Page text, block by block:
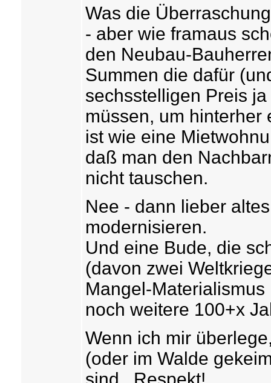
Was die
- aber wie framaus
den Neubau-
Summen die dafür
sechsstelligen Preis
müssen, um hinterher
ist wie eine
daß man den
nicht tauschen.
Nee - dann lieber
modernisieren.
Und eine Bude, die
(davon zwei
Mangel-
noch weitere 100+x
Wenn ich mir
(oder im Walde